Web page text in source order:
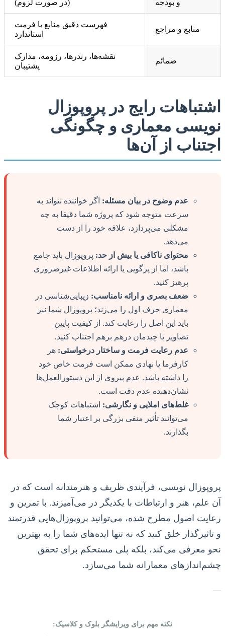
و بودجه (در صورت لزوم)
منابع و مراجع
فهرست دقیق منابع با فرمت
استاندارد
ضمائم
نقشه‌ها، رندرها، رزومه، مدارک
پشتیبان
اشتباهات رایج در پروپوزال
نویسی معماری و چگونگی
اجتناب از آن‌ها
عدم وضوح در بیان مسئله: اگر خواننده نتواند به
سرعت متوجه شود که پروژه شما دقیقا به چه
مشکلی می‌پردازد، علاقه خود را از دست
می‌دهد.
محتوای ناکافی یا بیش از حد: پروپوزال باید جامع
باشد، اما از پرگویی یا ارائه اطلاعات غیرضروری
پرهیز کنید.
ضعف بصری و ارائه نامناسب: زیبایی‌شناسی در
معماری حرف اول را می‌زند؛ پروپوزال شما نیز
باید این اصل را رعایت کند. از کیفیت پایین
تصاویر یا چیدمان درهم برهم اجتناب کنید.
عدم رعایت فرمت و ساختار درخواستی: هر
کارفرما یا نهادی ممکن است فرمت خاص خود
را داشته باشد. عدم پیروی از این دستورالعمل‌ها
نشان‌دهنده عدم دقت است.
غلط‌های املایی و نگارشی: اشتباهات کوچک
می‌توانند تأثیر منفی بزرگی بر اعتبار شما
بگذارند.
پروپوزال نویسی، فرآیندی ظریف و هنرمندانه است که در
آن علم، هنر و ارتباطات با یکدیگر در می‌آمیزند. با تمرین و
رعایت اصول مطرح شده، می‌توانید پروپوزال‌هایی قدرتمند
و تاثیرگذار خلق کنید که نه تنها ایده‌های شما را به بهترین
نحو معرفی می‌کند، بلکه پلی مستحکم برای تحقق
چشم‌اندازهای معمارانه شما می‌سازد.
—
نکته مهم برای ویرایشگر بلوک و کلاسیک: